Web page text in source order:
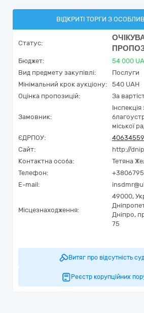
ВІДКРИТІ ТОРГИ З
Статус:
Бюджет: 54 000
Вид предмету закупівлі:
Послуги
Мінімальний крок аукціону:
540 UAH
Оцінка пропозицій:
За
Замовник:
міської
ЄДРПОУ:
40634559
Сайт:
http://
Контактна особа:
Тетяна
Телефон:
E-mail:
Місцезнаходження:
49000,
Дніпро,
75
Витяг про відсутність
Реєстр корупційних